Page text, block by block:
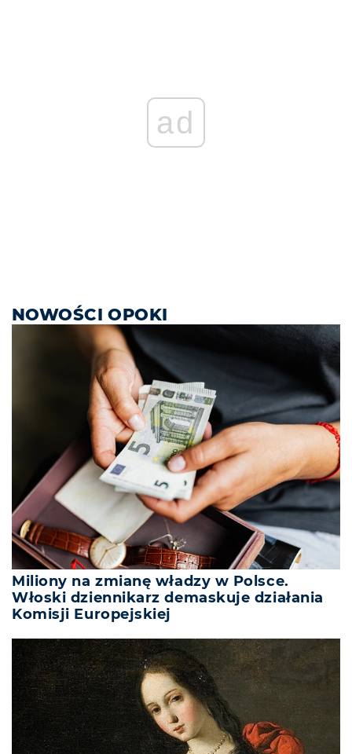
ad
NOWOŚCI OPOKI
Miliony na zmianę władzy w Polsce.
Włoski dziennikarz demaskuje działania
Komisji Europejskiej